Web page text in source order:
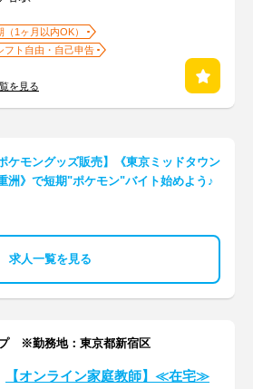
（1ヶ月以内OK）
フト自由・自己申告
を見る
ポケモングッズ販売】《東京ミッドタウン
洲》で短期"ポケモン"バイト始めよう♪
求人一覧を見る
※勤務地：東京都新宿区
【オンライン家庭教師】≪在宅≫